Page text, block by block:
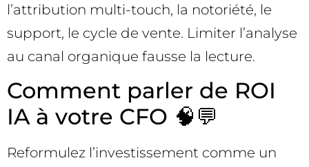
l’attribution multi-touch, la notoriété, le
support, le cycle de vente. Limiter l’analyse
au canal organique fausse la lecture.
Comment parler de ROI
IA à votre CFO 🧠💬
Reformulez l’investissement comme un